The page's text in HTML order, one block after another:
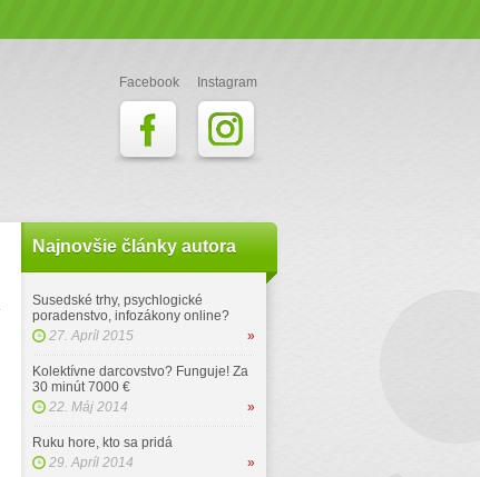
Facebook Instagram
Najnovšie články autora
Susedské trhy, psychlogické
poradenstvo, infozákony online?
27. Apríl 2015
»
Kolektívne darcovstvo? Funguje! Za
30 minút 7000 €
22. Máj 2014
»
Ruku hore, kto sa pridá
29. Apríl 2014
»